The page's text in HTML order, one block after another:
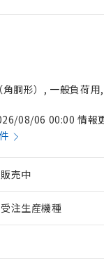
胴形）, 一般負荷
08/06 00:00 情報
販売中
受注生産機種